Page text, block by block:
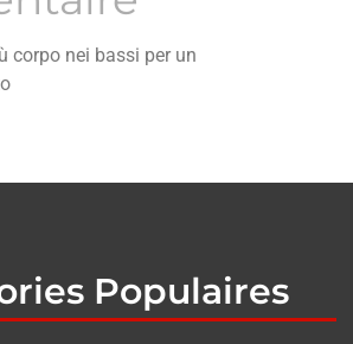
corpo nei bassi per un
Populaires